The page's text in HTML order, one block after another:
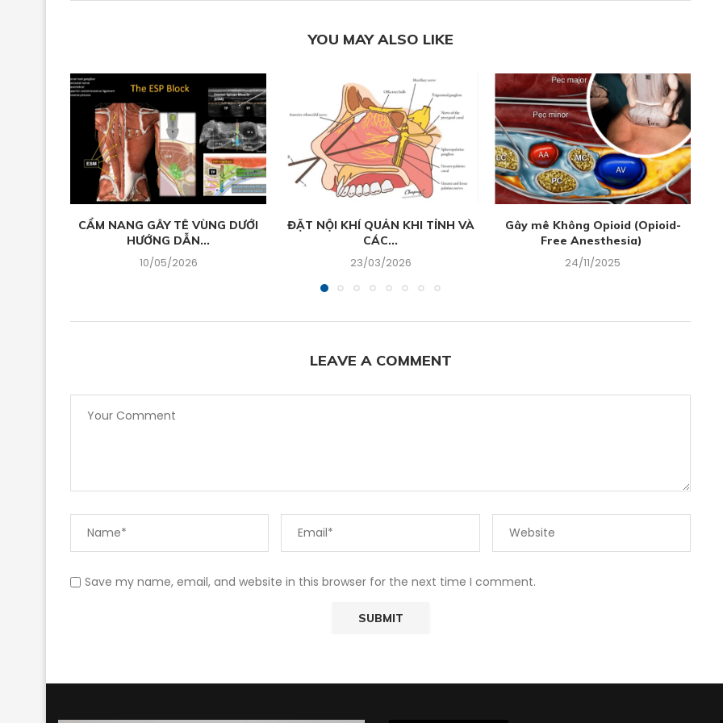
YOU MAY ALSO LIKE
CẨM NANG GÂY TÊ VÙNG DƯỚI
HƯỚNG DẪN...
10/05/2026
ĐẶT NỘI KHÍ QUẢN KHI TỈNH VÀ
CÁC...
23/03/2026
Gây mê Không Opioid (Opioid-
Free Anesthesia)
24/11/2025
LEAVE A COMMENT
Save my name, email, and website in this browser for the next time I comment.